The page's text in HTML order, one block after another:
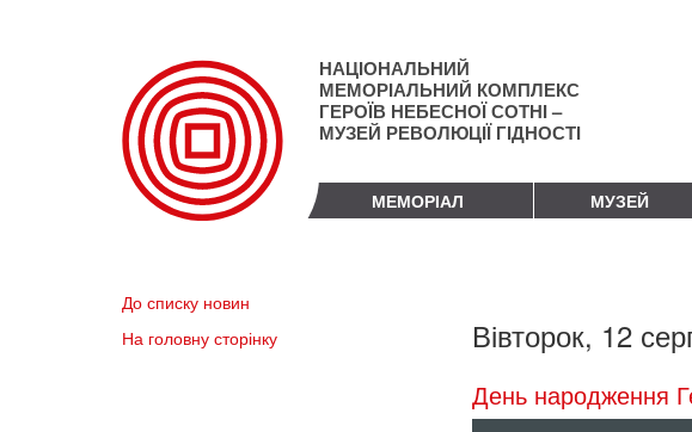
НАЦІОНАЛЬНИЙ
МЕМОРІАЛЬНИЙ КОМПЛЕКС
ГЕРОЇВ НЕБЕСНОЇ СОТНІ –
МУЗЕЙ РЕВОЛЮЦІЇ ГІДНОСТІ
МЕМОРІАЛ МУЗЕЙ
До списку новин
На головну сторінку
Вівторок, 12
День народження